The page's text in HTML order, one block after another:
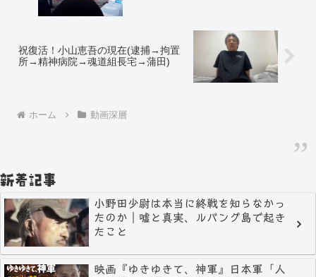
祝復活！小山恵吾の現在(逮捕→拘置
所→精神病院→魂道組長宅→蒲田)
ホーム 動画深層
新着記事
小野田少尉は本当に終戦を知らなかっ
たのか｜嘘と真実、ルバング島で起き
たこと
映画『ゆきゆきて、神軍』日本軍「人